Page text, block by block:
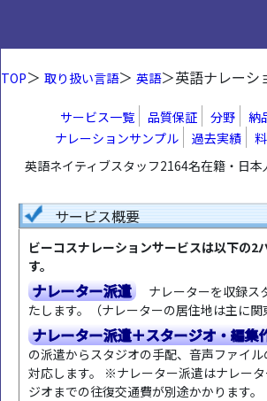
TOP＞ 取り扱い言語＞ 英語＞英語ナレーシ
サービス一覧 品質保証 分野
納
ナレーションサンプル
過去実績
英語ネイティブスタッフ2164名在籍・日
サービス概要
ビーコスナレーションサービスは以下の2
す。
ナレーター派遣
ナレーターを収録ス
たします。（ナレーターの居住地は主に関
ナレーター派遣＋スタージオ・編集
の派遣からスタジオの手配、音声ファイ
対応します。 ※ナレーター派遣はナレー
ジオまでの往復交通費が別途かかります。